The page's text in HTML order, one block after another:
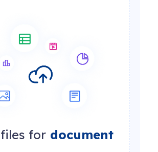
for document